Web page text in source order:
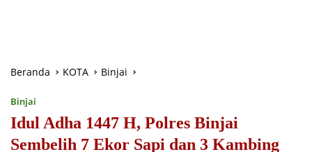
Beranda KOTA Binjai
Binjai
Idul Adha 1447 H, Polres Binjai
Sembelih 7 Ekor Sapi dan 3 Kambing